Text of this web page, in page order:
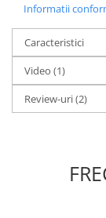
Informatii
Caracteristici
Video (1)
Review-uri(2)